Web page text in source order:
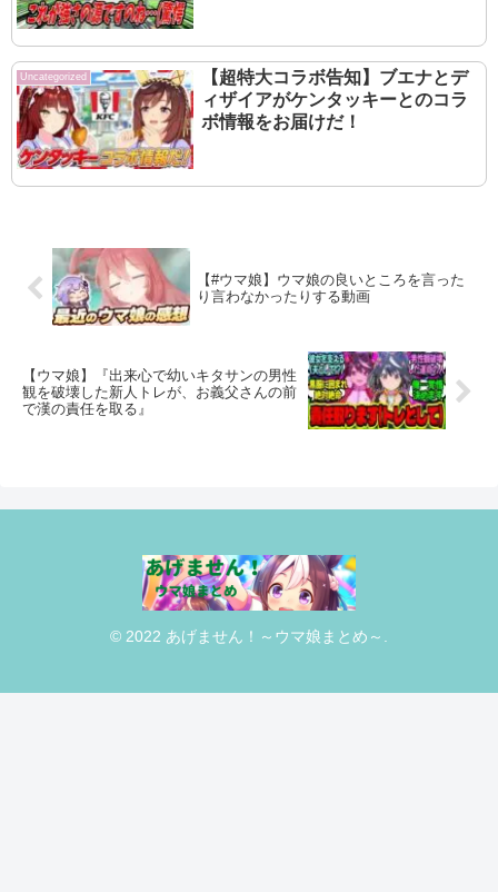
ののジェンティルに大差勝ちの成
果を出すヴィルシーナ
Uncategorized
【超特大コラボ告知】ブエナとデ
ィザイアがケンタッキーとのコラ
ボ情報をお届けだ！
【#ウマ娘】ウマ娘の良いところを言った
り言わなかったりする動画
【ウマ娘】『出来心で幼いキタサンの男性
観を破壊した新人トレが、お義父さんの前
で漢の責任を取る』
© 2022 あげません！～ウマ娘まとめ～.